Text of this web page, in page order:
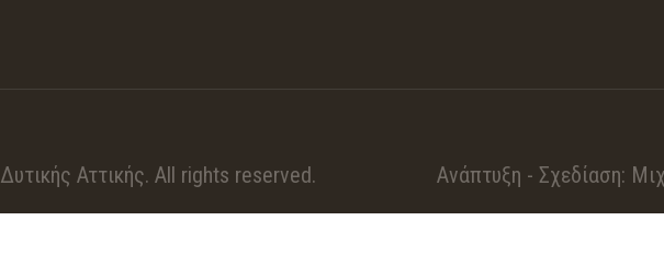
Αττικής. All rights reserved. Ανάπτυξη - Σχεδίαση: